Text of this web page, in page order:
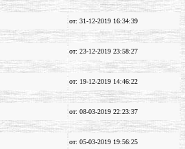
от: 31-12-2019 16:34:39
от: 23-12-2019 23:58:27
от: 19-12-2019 14:46:22
от: 08-03-2019 22:23:37
от: 05-03-2019 19:56:25